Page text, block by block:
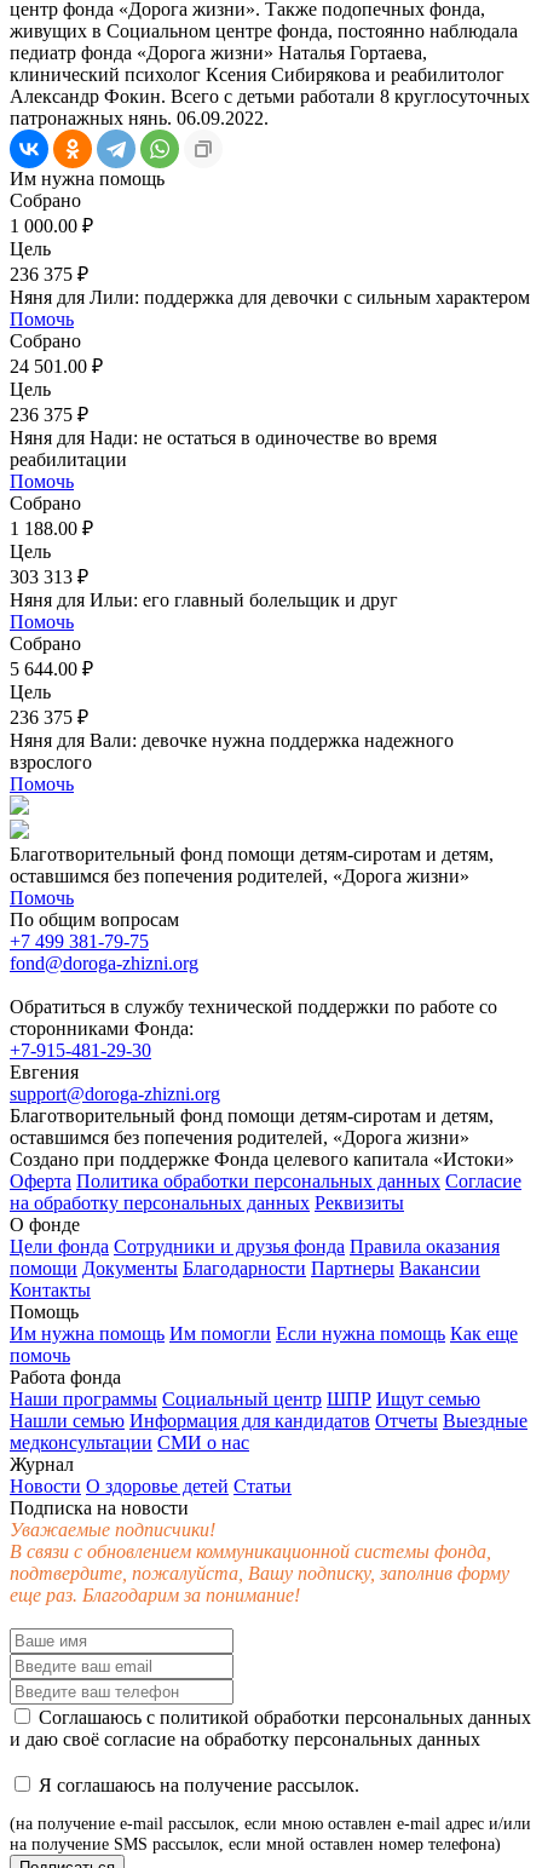
центр фонда «Дорога жизни». Также подопечных фонда,
живущих в Социальном центре фонда, постоянно наблюдала
педиатр фонда «Дорога жизни» Наталья Гортаева,
клинический психолог Ксения Сибирякова и реабилитолог
Александр Фокин. Всего с детьми работали 8 круглосуточных
патронажных нянь. 06.09.2022.
Им нужна помощь
Собрано
1 000.00 ₽
Цель
236 375 ₽
Няня для Лили: поддержка для девочки с сильным характером
Помочь
Собрано
24 501.00 ₽
Цель
236 375 ₽
Няня для Нади: не остаться в одиночестве во время
реабилитации
Помочь
Собрано
1 188.00 ₽
Цель
303 313 ₽
Няня для Ильи: его главный болельщик и друг
Помочь
Собрано
5 644.00 ₽
Цель
236 375 ₽
Няня для Вали: девочке нужна поддержка надежного
взрослого
Помочь
Благотворительный фонд помощи детям-сиротам и детям,
оставшимся без попечения родителей, «Дорога жизни»
Помочь
По общим вопросам
+7 499 381-79-75
fond@doroga-zhizni.org
Обратиться в службу технической поддержки по работе со
сторонниками Фонда:
+7-915-481-29-30
Евгения
support@doroga-zhizni.org
Благотворительный фонд помощи детям-сиротам и детям,
оставшимся без попечения родителей, «Дорога жизни»
Создано при поддержке Фонда целевого капитала «Истоки»
Оферта Политика обработки персональных данных Согласие
на обработку персональных данных Реквизиты
О фонде
Цели фонда Сотрудники и друзья фонда Правила оказания
помощи Документы Благодарности Партнеры Вакансии
Контакты
Помощь
Им нужна помощь Им помогли Если нужна помощь Как еще
помочь
Работа фонда
Наши программы Социальный центр ШПР Ищут семью
Нашли семью Информация для кандидатов Отчеты Выездные
медконсультации СМИ о нас
Журнал
Новости О здоровье детей Статьи
Подписка на новости
Уважаемые подписчики!
В связи с обновлением коммуникационной системы фонда,
подтвердите, пожалуйста, Вашу подписку, заполнив форму
еще раз. Благодарим за понимание!
Соглашаюсь с политикой обработки персональных данных
и даю своё согласие на обработку персональных данных
Я соглашаюсь на получение рассылок.
(на получение e-mail рассылок, если мною оставлен e-mail адрес и/или
на получение SMS рассылок, если мной оставлен номер телефона)